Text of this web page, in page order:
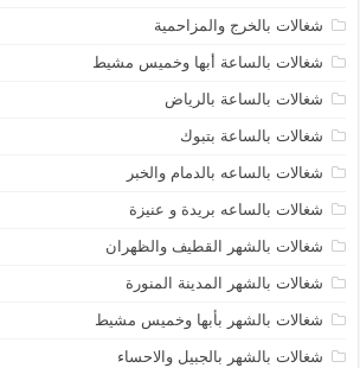
شغالات بالخرج والمزاحمية
شغالات بالساعة أبها وخميس مشيط
شغالات بالساعة بالرياض
شغالات بالساعة بتبوك
شغالات بالساعه بالدمام والخبر
شغالات بالساعه بريدة و عنيزة
شغالات بالشهر القطيف والظهران
شغالات بالشهر المدينة المنورة
شغالات بالشهر بأبها وخميس مشيط
شغالات بالشهر بالجبيل والاحساء